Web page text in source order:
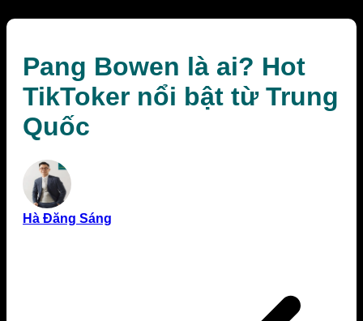
Pang Bowen là ai? Hot
TikToker nổi bật từ Trung
Quốc
Hà Đăng Sáng